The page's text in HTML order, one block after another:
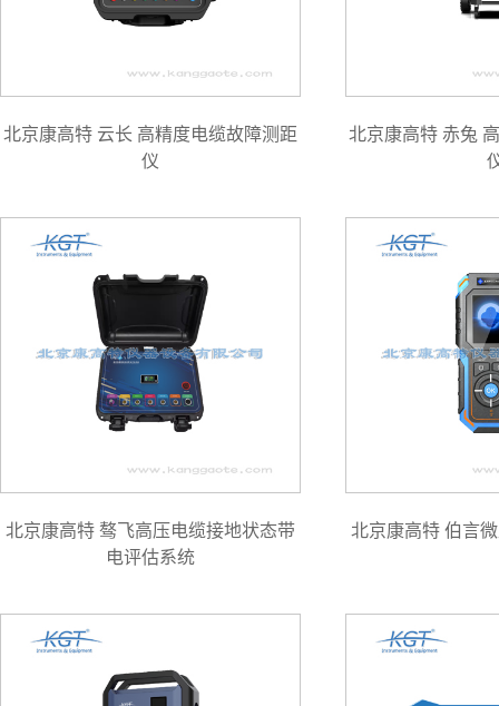
北京康高特 云长 高精度电缆故障测距
仪
北京康高特 赤兔
北京康高特 骜飞高压电缆接地状态带
电评估系统
北京康高特 伯言